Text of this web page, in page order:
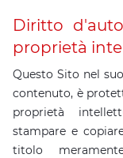
Diritto
proprietà
Questo Sito nel
contenuto, è
proprietà
stampare e
titolo